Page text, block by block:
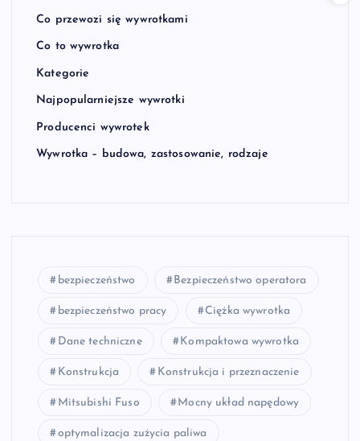
Co przewozi się wywrotkami
Co to wywrotka
Kategorie
Najpopularniejsze wywrotki
Producenci wywrotek
Wywrotka – budowa, zastosowanie, rodzaje
bezpieczeństwo Bezpieczeństwo operatora
bezpieczeństwo pracy Ciężka wywrotka
Dane techniczne Kompaktowa wywrotka
Konstrukcja Konstrukcja i przeznaczenie
Mitsubishi Fuso Mocny układ napędowy
optymalizacja zużycia paliwa